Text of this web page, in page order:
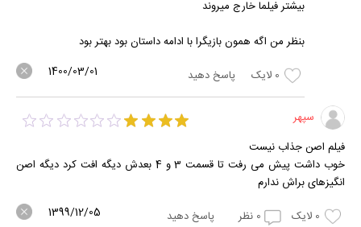
بیشتر فیلما خارج میروند
بنظر من اگه همون بازیگرا با ادامه داستان بود بهتر بود
0 لایک پاسخ دهید 1400/03/01
سپهر
فیلم اصن جذاب نیست
خوب داشت پیش می رفت تا قسمت 3 و 4 بعدش دیگه افت کرد دیگه اصن
انگیزهای براش ندارم
0 لایک 0 نظر پاسخ دهید 1399/12/05